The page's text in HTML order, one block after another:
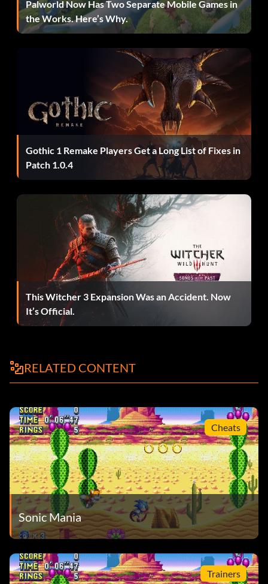
Tails zu Sonic hinzuzufügen, drücken Sie Dreieck,
während Sonic neben dem Soundtest angezeigt wird.
Palworld Now Has Two Separate Mobile Games in
the Works. Here’s Why.
Gothic 1 Remake Players Get a Long List of Fixes in
Patch 1.0.4
This Witcher 3 Expansion Was an Accident. Now
It’s Official.
RELATED CONTENT
Cheats
Sonic Mania
Trainers